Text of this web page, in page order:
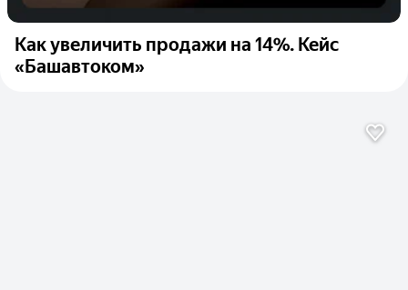
Как увеличить продажи на 14%. Кейс
«Башавтоком»